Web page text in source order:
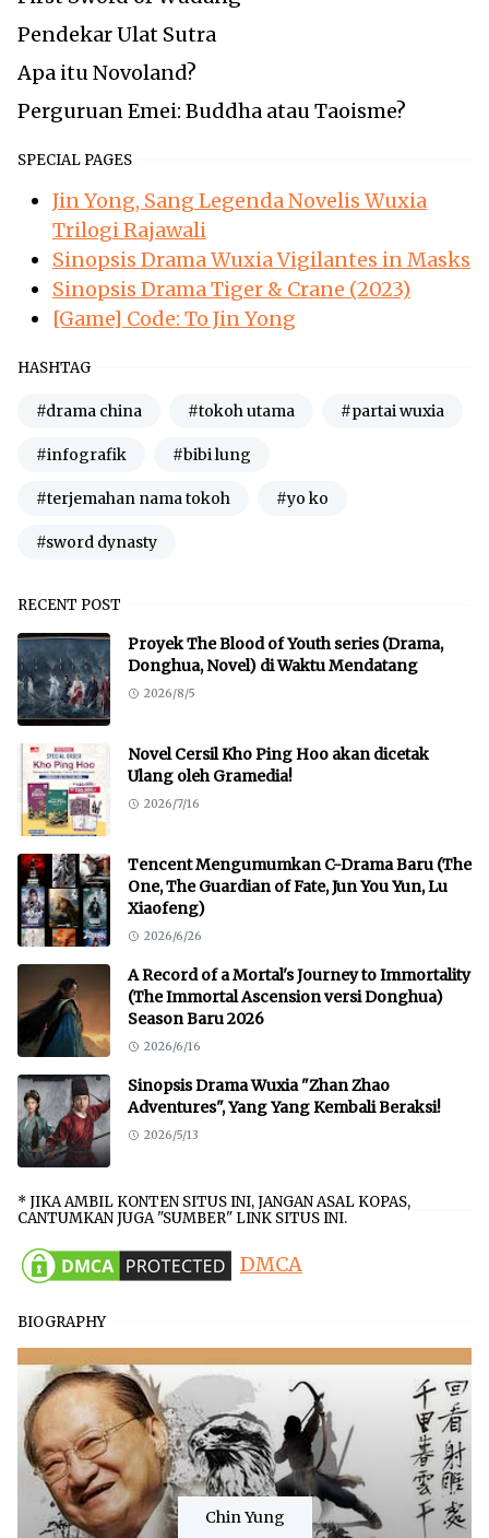
Pendekar Ulat Sutra
Apa itu Novoland?
Perguruan Emei: Buddha atau Taoisme?
SPECIAL PAGES
Jin Yong, Sang Legenda Novelis Wuxia
Trilogi Rajawali
Sinopsis Drama Wuxia Vigilantes in Masks
Sinopsis Drama Tiger & Crane (2023)
[Game] Code: To Jin Yong
HASHTAG
#drama china #tokoh utama #partai wuxia
#infografik #bibi lung
#terjemahan nama tokoh #yo ko
#sword dynasty
RECENT POST
Proyek The Blood of Youth series (Drama,
Donghua, Novel) di Waktu Mendatang
2026/8/5
Novel Cersil Kho Ping Hoo akan dicetak
Ulang oleh Gramedia!
2026/7/16
Tencent Mengumumkan C-Drama Baru (The
One, The Guardian of Fate, Jun You Yun, Lu
Xiaofeng)
2026/6/26
A Record of a Mortal's Journey to Immortality
(The Immortal Ascension versi Donghua)
Season Baru 2026
2026/6/16
Sinopsis Drama Wuxia "Zhan Zhao
Adventures", Yang Yang Kembali Beraksi!
2026/5/13
* JIKA AMBIL KONTEN SITUS INI, JANGAN ASAL KOPAS,
CANTUMKAN JUGA "SUMBER" LINK SITUS INI.
DMCA
BIOGRAPHY
Chin Yung